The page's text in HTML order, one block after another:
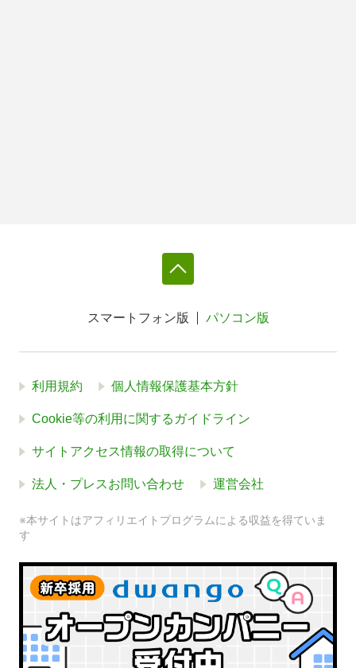
スマートフォン版 パソコン版
利用規約 個人情報保護基本方針
Cookie等の利用に関するガイドライン
サイトアクセス情報の取得について
法人・プレスお問い合わせ 運営会社
※本サイトはアフィリエイトプログラムによる収益を得ていま
す